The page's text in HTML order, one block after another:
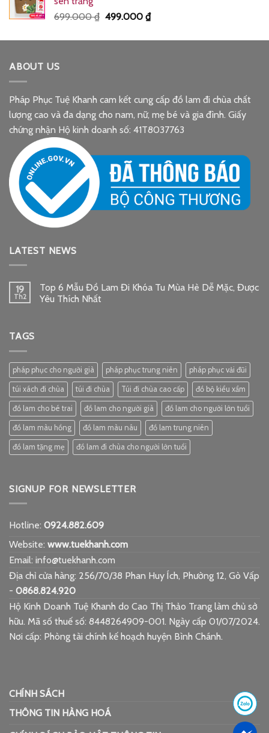
390.000 ₫.
699.000₫ Giá
là:
499.000 ₫Giá
tại
ABOUT US
Pháp Phục Tuệ Khanh cam kết cung cấp đồ lam đi chùa chất
lượng cao và đa dạng cho nam, nữ, mẹ bé và gia đình. Giấy
chứng nhận Hộ kinh doanh số: 41T8037763
LATEST NEWS
19
Th2
Top 6 Mẫu Đồ Lam Đi Khóa Tu Mùa Hè Dễ Mặc, Được
Yêu Thích Nhất
TAGS
pháp phục cho người già pháp phục trung niên pháp phục vải đũi
túi xách đi chùa túi đi chùa Túi đi chùa cao cấp đồ bộ kiểu xẩm
đồ lam cho bé trai đồ lam cho người già đồ lam cho người lớn tuổi
đồ lam màu hồng đồ lam màu nâu đồ lam trung niên
đồ lam tặng mẹ đồ lam đi chùa cho người lớn tuổi
SIGNUP FOR NEWSLETTER
Hotline: 0924.882.609
Website: www.tuekhanh.com
Email: info@tuekhanh.com
Địa chỉ cửa hàng: 256/70/38 Phan Huy Ích, Phường 12, Gò Vấp
- 0868.824.920
Hộ Kinh Doanh Tuệ Khanh do Cao Thị Thảo Trang làm chủ sở
hữu. Mã số thuế số: 8448264909-001. Ngày cấp 01/07/2024.
Nơi cấp: Phòng tài chính kế hoạch huyện Bình Chánh.
CHÍNH SÁCH
THÔNG TIN HÀNG HOÁ